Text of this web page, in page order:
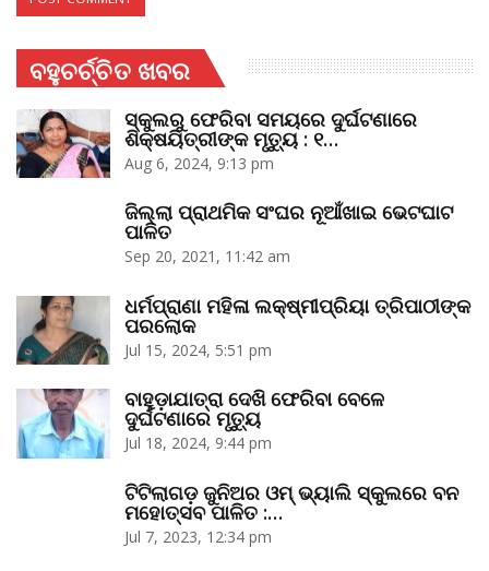
ବହୁଚର୍ଚ୍ଚିତ ଖବର
ସ୍କୁଲରୁ ଫେରିବା ସମୟରେ ଦୁର୍ଘଟଣାରେ
ଶିକ୍ଷୟିତ୍ରୀଙ୍କ ମୃତ୍ୟୁ : ୧…
Aug 6, 2024, 9:13 pm
ଜିଲ୍ଲା ପ୍ରାଥମିକ ସଂଘର ନୂଆଁଖାଇ ଭେଟଘାଟ
ପାଳିତ
Sep 20, 2021, 11:42 am
ଧର୍ମପ୍ରାଣା ମହିଳା ଲକ୍ଷ୍ମୀପ୍ରିୟା ତ୍ରିପାଠୀଙ୍କ
ପରଲୋକ
Jul 15, 2024, 5:51 pm
ବାହୁଡ଼ାଯାତ୍ରା ଦେଖି ଫେରିବା ବେଳେ
ଦୁର୍ଘଟଣାରେ ମୃତ୍ୟୁ
Jul 18, 2024, 9:44 pm
ଟିଟିଲାଗଡ଼ ଜୁନିଅର ଓମ୍‌ ଭ୍ୟାଲି ସ୍କୁଲରେ ବନ
ମହୋତ୍ସବ ପାଳିତ :…
Jul 7, 2023, 12:34 pm